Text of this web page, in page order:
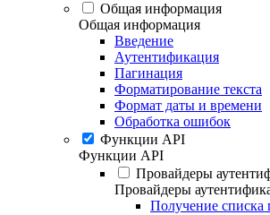
Общая информация
Общая информация
Введение
Аутентификация
Пагинация
Форматирование текста
Формат даты и времени
Обработка ошибок
Функции API
Функции API
Провайдеры
Провайдеры
Получение списка